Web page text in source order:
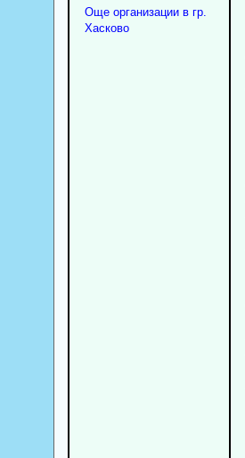
Още организации в гр.
Хасково